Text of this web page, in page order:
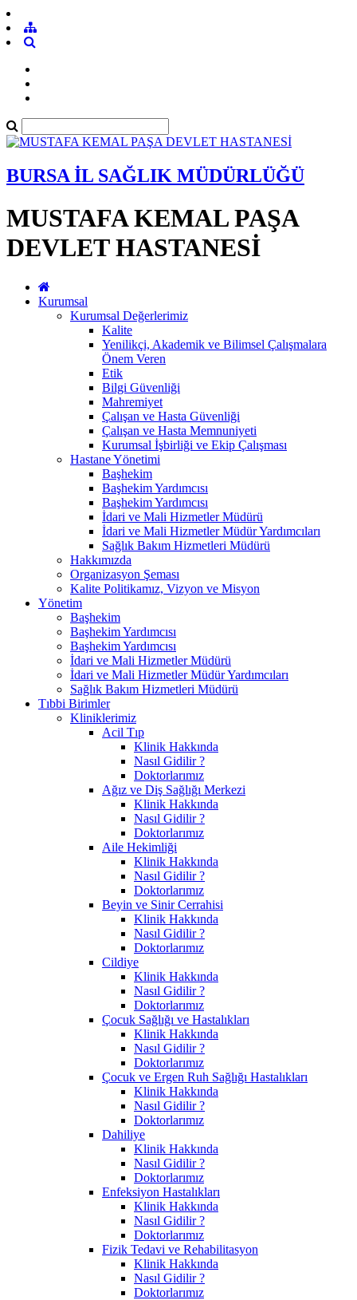
BURSA İL SAĞLIK MÜDÜRLÜĞÜ
MUSTAFA KEMAL PAŞA
DEVLET HASTANESİ
Kurumsal
Kurumsal Değerlerimiz
Kalite
Yenilikçi, Akademik ve Bilimsel Çalışmalara
Önem Veren
Etik
Bilgi Güvenliği
Mahremiyet
Çalışan ve Hasta Güvenliği
Çalışan ve Hasta Memnuniyeti
Kurumsal İşbirliği ve Ekip Çalışması
Hastane Yönetimi
Başhekim
Başhekim Yardımcısı
Başhekim Yardımcısı
İdari ve Mali Hizmetler Müdürü
İdari ve Mali Hizmetler Müdür Yardımcıları
Sağlık Bakım Hizmetleri Müdürü
Hakkımızda
Organizasyon Şeması
Kalite Politikamız, Vizyon ve Misyon
Yönetim
Başhekim
Başhekim Yardımcısı
Başhekim Yardımcısı
İdari ve Mali Hizmetler Müdürü
İdari ve Mali Hizmetler Müdür Yardımcıları
Sağlık Bakım Hizmetleri Müdürü
Tıbbi Birimler
Kliniklerimiz
Acil Tıp
Klinik Hakkında
Nasıl Gidilir ?
Doktorlarımız
Ağız ve Diş Sağlığı Merkezi
Klinik Hakkında
Nasıl Gidilir ?
Doktorlarımız
Aile Hekimliği
Klinik Hakkında
Nasıl Gidilir ?
Doktorlarımız
Beyin ve Sinir Cerrahisi
Klinik Hakkında
Nasıl Gidilir ?
Doktorlarımız
Cildiye
Klinik Hakkında
Nasıl Gidilir ?
Doktorlarımız
Çocuk Sağlığı ve Hastalıkları
Klinik Hakkında
Nasıl Gidilir ?
Doktorlarımız
Çocuk ve Ergen Ruh Sağlığı Hastalıkları
Klinik Hakkında
Nasıl Gidilir ?
Doktorlarımız
Dahiliye
Klinik Hakkında
Nasıl Gidilir ?
Doktorlarımız
Enfeksiyon Hastalıkları
Klinik Hakkında
Nasıl Gidilir ?
Doktorlarımız
Fizik Tedavi ve Rehabilitasyon
Klinik Hakkında
Nasıl Gidilir ?
Doktorlarımız